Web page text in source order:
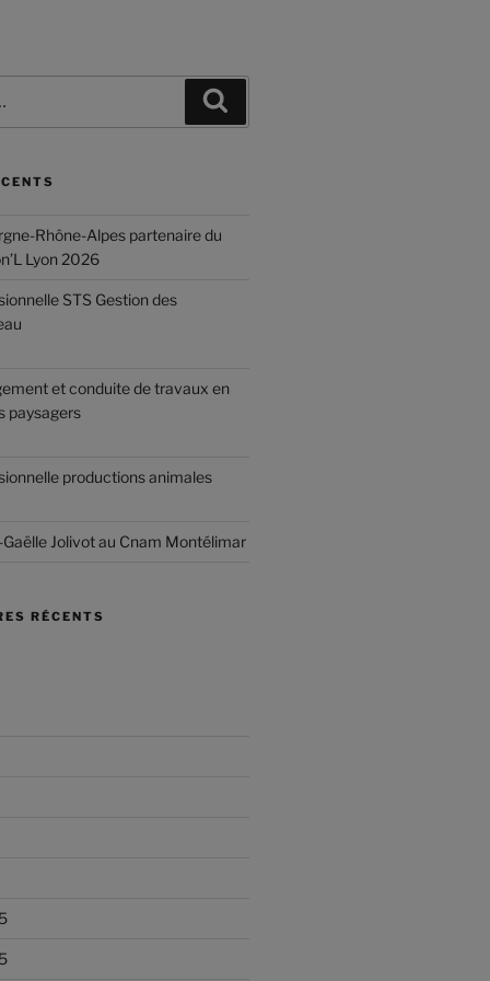
Rhône-Alpes partenaire du
Lyon 2026
STS Gestion des
et conduite de travaux en
paysagers
productions animales
Jolivot au Cnam Montélimar
RÉCENTS